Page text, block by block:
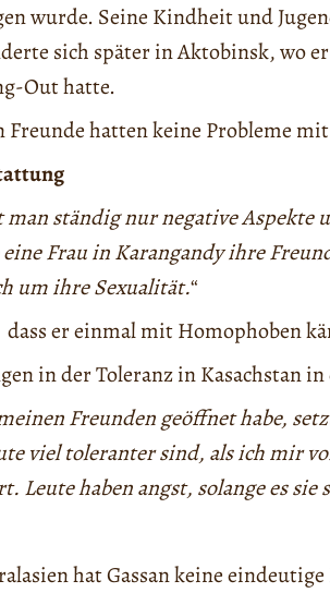
wurde. Seine Kindheit und
sich später in Aktobinsk, wo
Out hatte.
Freunde hatten keine Probleme
ständig nur negative Aspekte
eine Frau in Karangandy ihre
um ihre Sexualität.“
dass er einmal mit Homophoben
in der Toleranz in Kasachstan
Freunden geöffnet habe,
viel toleranter sind, als ich mir
Leute haben angst, solange es
hat Gassan keine